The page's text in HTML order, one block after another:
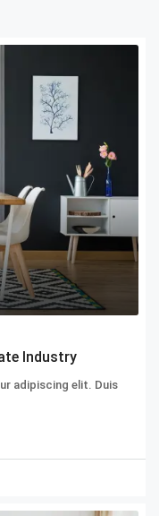
Industry
adipiscing elit. Duis